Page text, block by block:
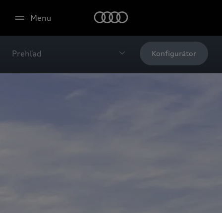
Menu
Prehľad Konfigurátor